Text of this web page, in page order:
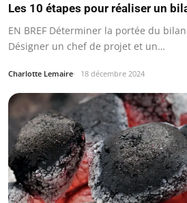
Les 10 étapes pour réaliser un
EN BREF Déterminer la portée du
Désigner un chef de projet et un…
Charlotte Lemaire 18 décembre 2024